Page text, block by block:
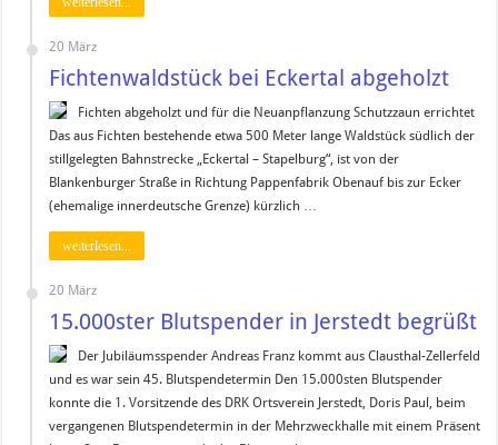
20 März
Fichtenwaldstück bei Eckertal abgeholzt
Fichten abgeholzt und für die Neuanpflanzung Schutzzaun errichtet
Das aus Fichten bestehende etwa 500 Meter lange Waldstück südlich der
stillgelegten Bahnstrecke „Eckertal – Stapelburg“, ist von der
Blankenburger Straße in Richtung Pappenfabrik Obenauf bis zur Ecker
(ehemalige innerdeutsche Grenze) kürzlich …
weiterlesen...
20 März
15.000ster Blutspender in Jerstedt begrüßt
Der Jubiläumsspender Andreas Franz kommt aus Clausthal-Zellerfeld
und es war sein 45. Blutspendetermin Den 15.000sten Blutspender
konnte die 1. Vorsitzende des DRK Ortsverein Jerstedt, Doris Paul, beim
vergangenen Blutspendetermin in der Mehrzweckhalle mit einem Präsent